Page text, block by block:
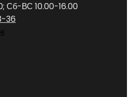
Сб-ВС 10.00-16.00
36